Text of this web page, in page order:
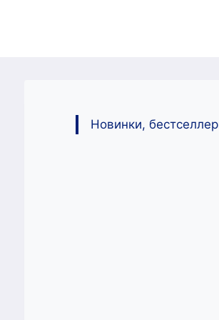
Новинки,